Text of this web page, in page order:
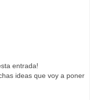
entrada!
ideas que voy a poner